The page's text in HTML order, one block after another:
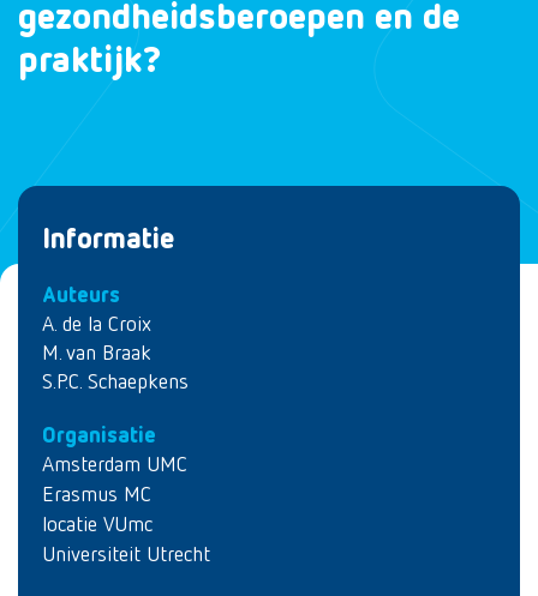
gezondheidsberoepen en de
praktijk?
Informatie
Auteurs
A. de la Croix
M. van Braak
S.P.C. Schaepkens
Organisatie
Amsterdam UMC
Erasmus MC
locatie VUmc
Universiteit Utrecht